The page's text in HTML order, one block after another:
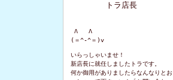
トラ店長
Λ   Λ
(＝^-^＝)v
いらっしゃいませ！
新店長に就任しましたトラです。
何か御用がありましたらなんなりとお